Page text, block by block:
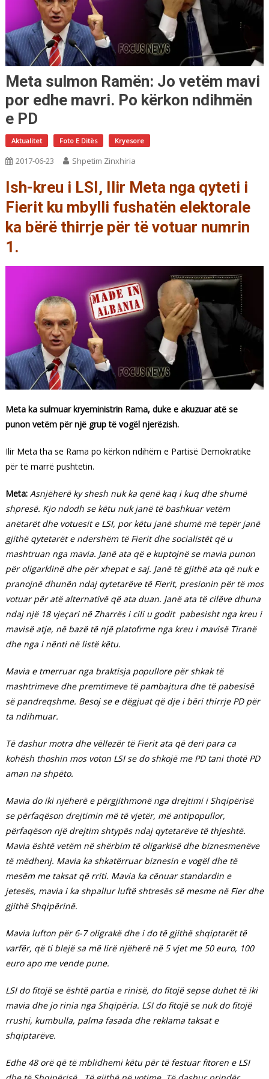
Meta sulmon Ramën: Jo vetëm mavi
por edhe mavri. Po kërkon ndihmën
e PD
Aktualitet Foto E Ditës Kryesore
2017-06-23 Shpetim Zinxhiria
Ish-kreu i LSI, Ilir Meta nga qyteti i
Fierit ku mbylli fushatën elektorale
ka bërë thirrje për të votuar numrin
1.
Meta ka sulmuar kryeministrin Rama, duke e akuzuar atë se
punon vetëm për një grup të vogël njerëzish.
Ilir Meta tha se Rama po kërkon ndihëm e Partisë Demokratike
për të marrë pushtetin.
Meta: Asnjëherë ky shesh nuk ka qenë kaq i kuq dhe shumë
shpresë. Kjo ndodh se këtu nuk janë të bashkuar vetëm
anëtarët dhe votuesit e LSI, por këtu janë shumë më tepër janë
gjithë qytetarët e ndershëm të Fierit dhe socialistët që u
mashtruan nga mavia. Janë ata që e kuptojnë se mavia punon
për oligarklinë dhe për xhepat e saj. Janë të gjithë ata që nuk e
pranojnë dhunën ndaj qytetarëve të Fierit, presionin për të mos
votuar për atë alternativë që ata duan. Janë ata të cilëve dhuna
ndaj një 18 vjeçari në Zharrës i cili u godit pabesisht nga kreu i
mavisë atje, në bazë të një platofrme nga kreu i mavisë Tiranë
dhe nga i nënti në listë këtu.
Mavia e tmerruar nga braktisja popullore për shkak të
mashtrimeve dhe premtimeve të pambajtura dhe të pabesisë
së pandreqshme. Besoj se e dëgjuat që dje i bëri thirrje PD për
ta ndihmuar.
Të dashur motra dhe vëllezër të Fierit ata që deri para ca
kohësh thoshin mos voton LSI se do shkojë me PD tani thotë PD
aman na shpëto.
Mavia do iki njëherë e përgjithmonë nga drejtimi i Shqipërisë
se përfaqëson drejtimin më të vjetër, më antipopullor,
përfaqëson një drejtim shtypës ndaj qytetarëve të thjeshtë.
Mavia është vetëm në shërbim të oligarkisë dhe biznesmenëve
të mëdhenj. Mavia ka shkatërruar biznesin e vogël dhe të
mesëm me taksat që rriti. Mavia ka cënuar standardin e
jetesës, mavia i ka shpallur luftë shtresës së mesme në Fier dhe
gjithë Shqipërinë.
Mavia lufton për 6-7 oligrakë dhe i do të gjithë shqiptarët të
varfër, që ti blejë sa më lirë njëherë në 5 vjet me 50 euro, 100
euro apo me vende pune.
LSI do fitojë se është partia e rinisë, do fitojë sepse duhet të iki
mavia dhe jo rinia nga Shqipëria. LSI do fitojë se nuk do fitojë
rrushi, kumbulla, palma fasada dhe reklama taksat e
shqiptarëve.
Edhe 48 orë që të mblidhemi këtu për të festuar fitoren e LSI